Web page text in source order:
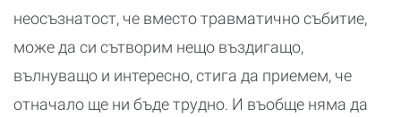
неосъзнатост, че вместо травматично събитие,
може да си сътворим нещо въздигащо,
вълнуващо и интересно, стига да приемем, че
отначало ще ни бъде трудно. И въобще няма да